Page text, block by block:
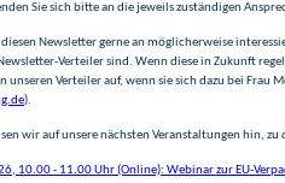
Sie sich bitte an die jeweils zuständigen
diesen Newsletter gerne an möglicherweise
Verteiler sind. Wenn diese in Zukunft
unseren Verteiler auf, wenn sie sich dazu bei Frau
).
wir auf unsere nächsten Veranstaltungen hin,
10.00 - 11.00 Uhr (Online): Webinar zur EU-